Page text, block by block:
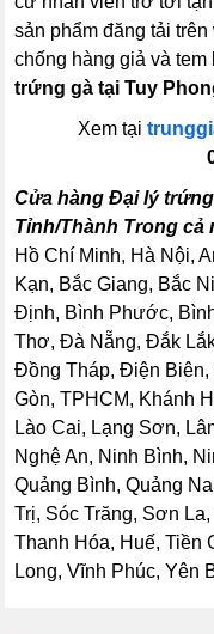
sản phẩm đăng tải
chống hàng giả và
trứng gà tại Tuy
Xem tại
Cửa hàng Đại lý
Tỉnh/Thành Trong cả
Hồ Chí Minh, Hà Nội,
Kạn, Bắc Giang, Bắc
Định, Bình Phước,
Thơ, Đà Nẵng, Đắk
Đồng Tháp, Điện Biên,
Gòn, TPHCM, Khánh
Lào Cai, Lạng Sơn,
Nghệ An, Ninh Bình,
Quảng Bình, Quảng
Trị, Sóc Trăng, Sơn
Thanh Hóa, Huế, Tiền
Long, Vĩnh Phúc, Yên